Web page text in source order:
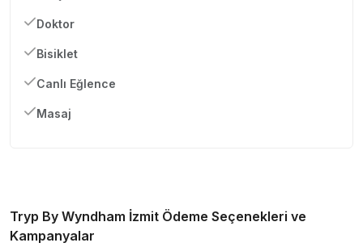
Doktor
Bisiklet
Canlı Eğlence
Masaj
Tryp By Wyndham İzmit Ödeme Seçenekleri ve
Kampanyalar